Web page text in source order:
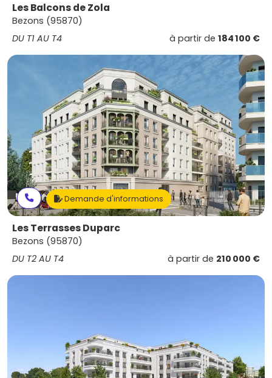
Les Balcons de Zola
Bezons (95870)
DU T1 AU T4
à partir de 184 100 €
Demande d'informations
Les Terrasses Duparc
Bezons (95870)
DU T2 AU T4
à partir de 210 000 €